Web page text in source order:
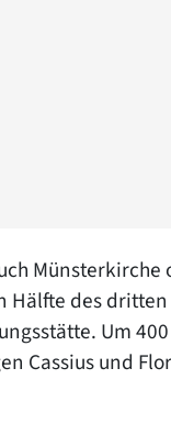
Münsterkirche
Hälfte des
Um
Cassius und